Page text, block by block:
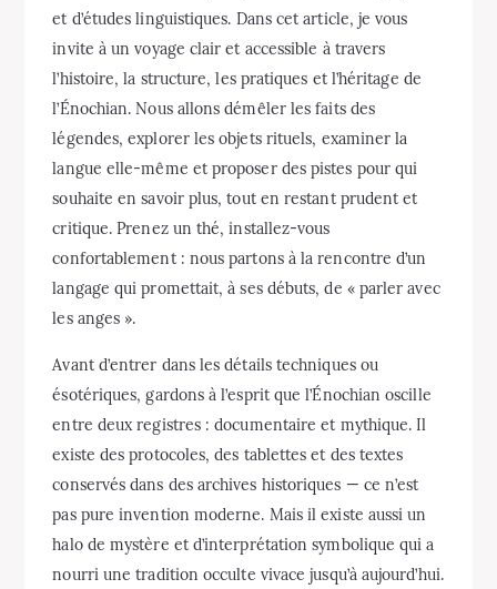
et d’études linguistiques. Dans cet article, je vous
invite à un voyage clair et accessible à travers
l’histoire, la structure, les pratiques et l’héritage de
l’Énochian. Nous allons démêler les faits des
légendes, explorer les objets rituels, examiner la
langue elle-même et proposer des pistes pour qui
souhaite en savoir plus, tout en restant prudent et
critique. Prenez un thé, installez-vous
confortablement : nous partons à la rencontre d’un
langage qui promettait, à ses débuts, de « parler avec
les anges ».
Avant d’entrer dans les détails techniques ou
ésotériques, gardons à l’esprit que l’Énochian oscille
entre deux registres : documentaire et mythique. Il
existe des protocoles, des tablettes et des textes
conservés dans des archives historiques — ce n’est
pas pure invention moderne. Mais il existe aussi un
halo de mystère et d’interprétation symbolique qui a
nourri une tradition occulte vivace jusqu’à aujourd’hui.